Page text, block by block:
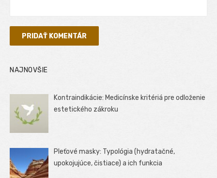
NAJNOVŠIE
Kontraindikácie: Medicínske kritériá pre odloženie
estetického zákroku
Pleťové masky: Typológia (hydratačné,
upokojujúce, čistiace) a ich funkcia